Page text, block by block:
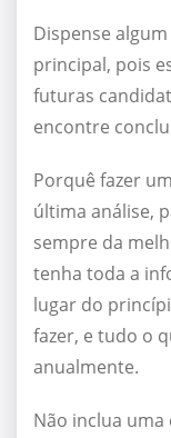
Dispense
principal, pois
futuras
encontre
Porquê fazer
última análise,
sempre da
tenha toda a
lugar do
fazer, e tudo o
anualmente.
Não inclua uma